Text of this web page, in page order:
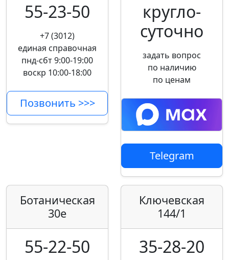
55-23-50
+7 (3012)
единая справочная
пнд-сбт 9:00-19:00
воскр 10:00-18:00
Позвонить >>>
кругло­
суточно
задать вопрос
по наличию
по ценам
Telegram
Ботаническая
30е
55-22-50
Ключевская
144/1
35-28-20